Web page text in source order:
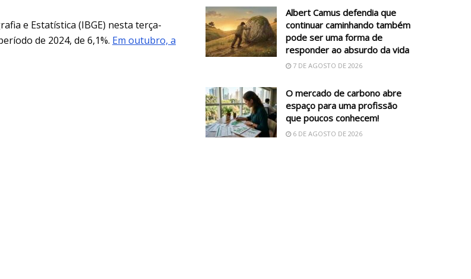
e Estatística (IBGE) nesta terça-
de 2024, de 6,1%. Em outubro, a
Albert Camus defendia que
continuar caminhando também
pode ser uma forma de
responder ao absurdo da vida
7 DE AGOSTO DE 2026
O mercado de carbono abre
espaço para uma profissão
que poucos conhecem!
6 DE AGOSTO DE 2026